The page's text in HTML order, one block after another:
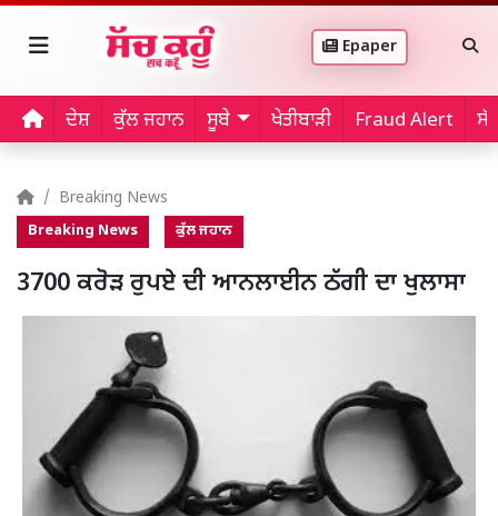
Epaper
ਦੇਸ਼ ਕੁੱਲ ਜਹਾਨ ਸੂਬੇ ਖੇਤੀਬਾੜੀ Fraud Alert
Breaking News
Breaking News ਕੁੱਲ ਜਹਾਨ
3700 ਕਰੋੜ ਰੁਪਏ ਦੀ ਆਨਲਾਈਨ ਠੱਗੀ ਦਾ ਖੁਲਾਸਾ